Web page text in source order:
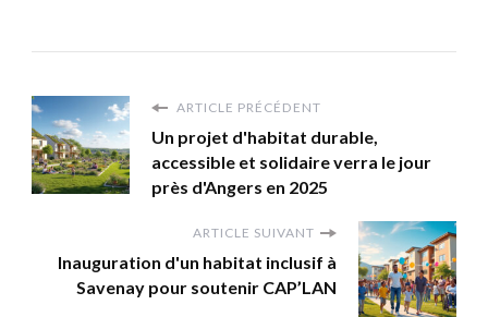
ARTICLE PRÉCÉDENT
Un projet d'habitat durable,
accessible et solidaire verra le jour
près d'Angers en 2025
ARTICLE SUIVANT
Inauguration d'un habitat inclusif à
Savenay pour soutenir CAP’LAN